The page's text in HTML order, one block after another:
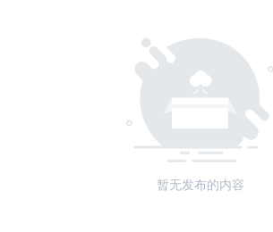
暂无发布的内容